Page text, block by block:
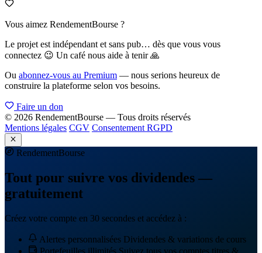
Vous aimez RendementBourse ?
Le projet est indépendant et sans pub… dès que vous vous
connectez 😉 Un café nous aide à tenir 🙏
Ou abonnez-vous au Premium — nous serions heureux de
construire la plateforme selon vos besoins.
Faire un don
© 2026 RendementBourse — Tous droits réservés
Mentions légales CGV Consentement RGPD
RendementBourse
Tout pour suivre vos dividendes —
gratuitement
Créez votre compte en 30 secondes et accédez à :
Alertes personnalisées Dividendes & variations de cours
Portefeuilles illimités Suivez tous vos comptes titres &